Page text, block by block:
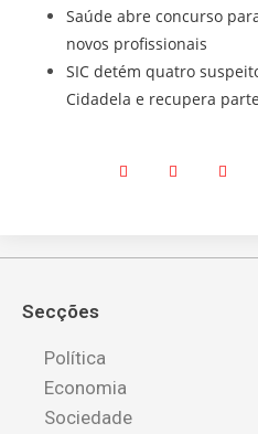
Saúde abre concurso
novos profissionais
SIC detém quatro
Cidadela e recupera
Secções
Política
Economia
Sociedade